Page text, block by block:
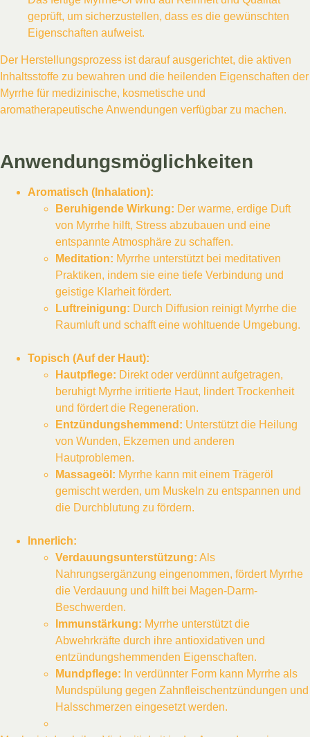
geprüft, um sicherzustellen, dass es die gewünschten
Eigenschaften aufweist.
Der Herstellungsprozess ist darauf ausgerichtet, die aktiven
Inhaltsstoffe zu bewahren und die heilenden Eigenschaften der
Myrrhe für medizinische, kosmetische und
aromatherapeutische Anwendungen verfügbar zu machen.
Anwendungsmöglichkeiten
Aromatisch (Inhalation):
Beruhigende Wirkung: Der warme, erdige Duft
von Myrrhe hilft, Stress abzubauen und eine
entspannte Atmosphäre zu schaffen.
Meditation: Myrrhe unterstützt bei meditativen
Praktiken, indem sie eine tiefe Verbindung und
geistige Klarheit fördert.
Luftreinigung: Durch Diffusion reinigt Myrrhe die
Raumluft und schafft eine wohltuende Umgebung.
Topisch (Auf der Haut):
Hautpflege: Direkt oder verdünnt aufgetragen,
beruhigt Myrrhe irritierte Haut, lindert Trockenheit
und fördert die Regeneration.
Entzündungshemmend: Unterstützt die Heilung
von Wunden, Ekzemen und anderen
Hautproblemen.
Massageöl: Myrrhe kann mit einem Trägeröl
gemischt werden, um Muskeln zu entspannen und
die Durchblutung zu fördern.
Innerlich:
Verdauungsunterstützung: Als
Nahrungsergänzung eingenommen, fördert Myrrhe
die Verdauung und hilft bei Magen-Darm-
Beschwerden.
Immunstärkung: Myrrhe unterstützt die
Abwehrkräfte durch ihre antioxidativen und
entzündungshemmenden Eigenschaften.
Mundpflege: In verdünnter Form kann Myrrhe als
Mundspülung gegen Zahnfleischentzündungen und
Halsschmerzen eingesetzt werden.